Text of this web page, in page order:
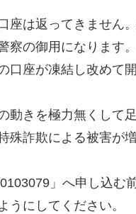
座は返ってきません
察の御用になります
口座が凍結し改めて
動きを極力無くして
殊詐欺による被害が
」へ申し込む
うにしてください。